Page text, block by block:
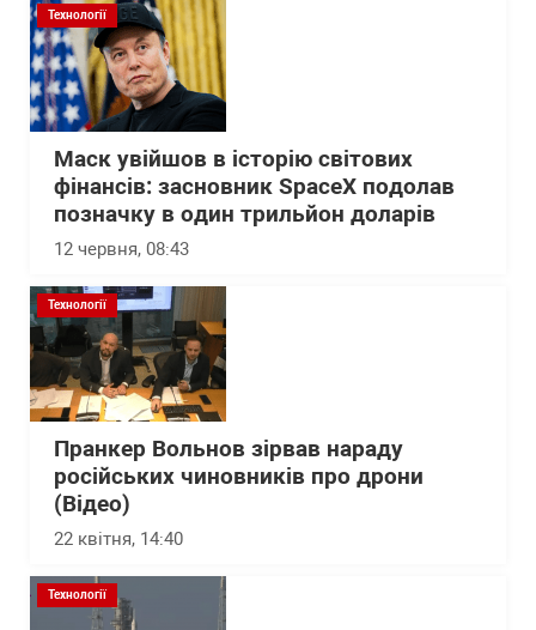
Технології
Маск увійшов в історію світових
фінансів: засновник SpaceX подолав
позначку в один трильйон доларів
12 червня, 08:43
Технології
Пранкер Вольнов зірвав нараду
російських чиновників про дрони
(Відео)
22 квітня, 14:40
Технології